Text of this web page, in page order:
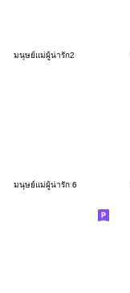
มนุษย์แม่ผู้น่ารัก2
มนุษย์แม่ผู้น่ารัก 6